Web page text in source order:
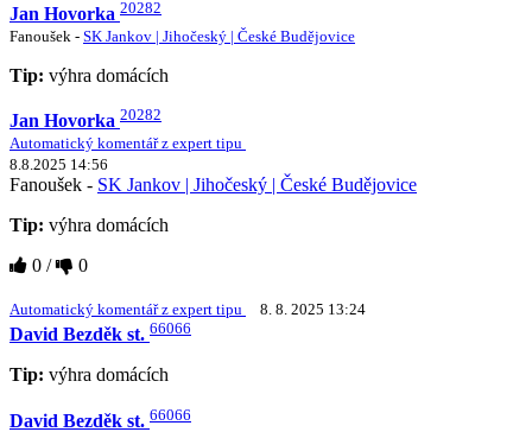
Jan Hovorka 20282
Fanoušek - SK Jankov | Jihočeský | České Budějovice
Tip: výhra domácích
Jan Hovorka 20282
Automatický komentář z expert tipu
8.8.2025 14:56
Fanoušek - SK Jankov | Jihočeský | České Budějovice
Tip: výhra domácích
0 / 0
Automatický komentář z expert tipu 8. 8. 2025 13:24
David Bezděk st. 66066
Tip: výhra domácích
David Bezděk st. 66066